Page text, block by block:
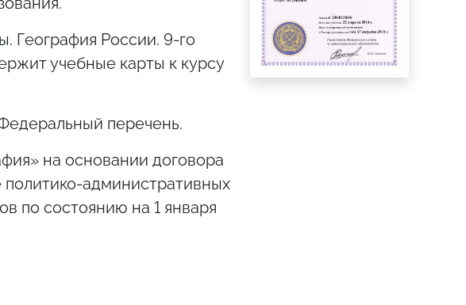
География России. 9-го
учебные карты к курсу
перечень.
на основании договора
административных
по состоянию на 1 января